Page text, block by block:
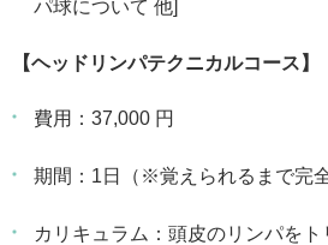
パ球について 他]
【ヘッドリンパテクニカルコース】
費用：37,000 円
期間：1日（※覚えられるまで完全
カリキュラム：頭皮のリンパを